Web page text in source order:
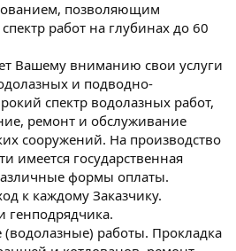
позволяющим
работ на глубинах до 60
Вашему вниманию свои услуги
и подводно-
спектр водолазных работ,
ремонт и обслуживание
сооружений. На производство
имеется государственная
формы оплаты.
к каждому Заказчику.
генподрядчика.
работы. Прокладка